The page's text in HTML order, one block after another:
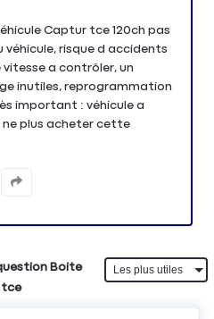
Captur tce 120ch pas
risque d accidents
a contrôler, un
inutiles, reprogrammation
important : véhicule a
plus acheter cette
Boite
tce